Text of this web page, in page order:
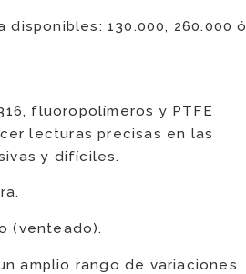
130.000, 260.000 ó
fluoropolímeros y PTFE
lecturas precisas en las
y difíciles.
(venteado).
amplio rango de variaciones